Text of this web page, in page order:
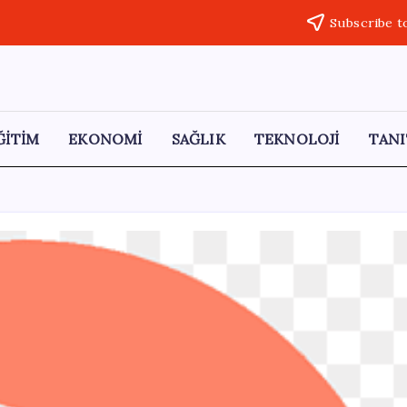
Subscribe
EKONOMİ SAĞLIK TEKNOLOJİ